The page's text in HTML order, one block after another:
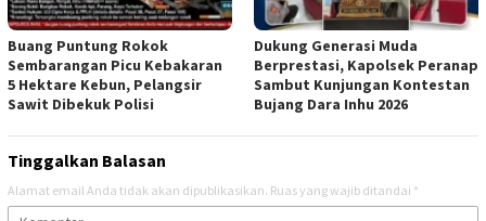
Buang Puntung Rokok
Sembarangan Picu Kebakaran
5 Hektare Kebun, Pelangsir
Sawit Dibekuk Polisi
Dukung Generasi Muda
Berprestasi, Kapolsek Peranap
Sambut Kunjungan Kontestan
Bujang Dara Inhu 2026
Tinggalkan Balasan
Alamat email Anda tidak akan dipublikasikan. Ruas yang wajib ditandai *